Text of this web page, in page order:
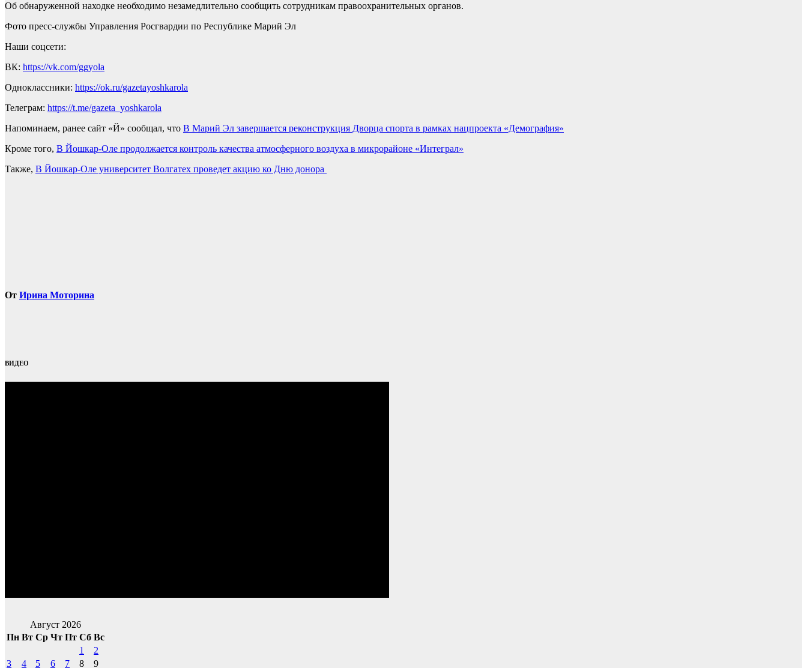
Об обнаруженной находке необходимо незамедлительно сообщить сотрудникам правоохранительных органов.
Фото пресс-службы Управления Росгвардии по Республике Марий Эл
Наши соцсети:
ВК: https://vk.com/ggyola
Одноклассники: https://ok.ru/gazetayoshkarola
Телеграм: https://t.me/gazeta_yoshkarola
Напоминаем, ранее сайт «Й» сообщал, что В Марий Эл завершается реконструкция Дворца спорта в рамках нацпроекта «Демография»
Кроме того, В Йошкар-Оле продолжается контроль качества атмосферного воздуха в микрорайоне «Интеграл»
Также, В Йошкар-Оле университет Волгатех проведет акцию ко Дню донора
От Ирина Моторина
ВИДЕО
Август 2026
Пн Вт Ср Чт Пт Сб Вс
1
2
3
4 5 6 7 8 9